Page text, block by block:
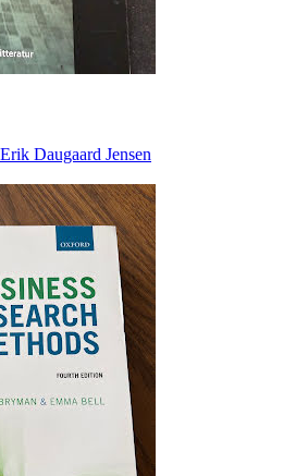
Daugaard Jensen